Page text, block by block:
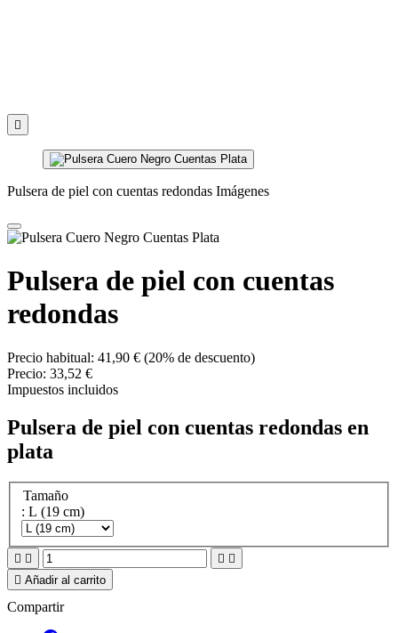

Pulsera de piel con cuentas redondas Imágenes
Pulsera de piel con cuentas
redondas
Precio habitual: 41,90 € (20% de descuento)
Precio: 33,52 €
Impuestos incluidos
Pulsera de piel con cuentas redondas en
plata
Tamaño
: L (19 cm)
   
 Añadir al carrito
Compartir